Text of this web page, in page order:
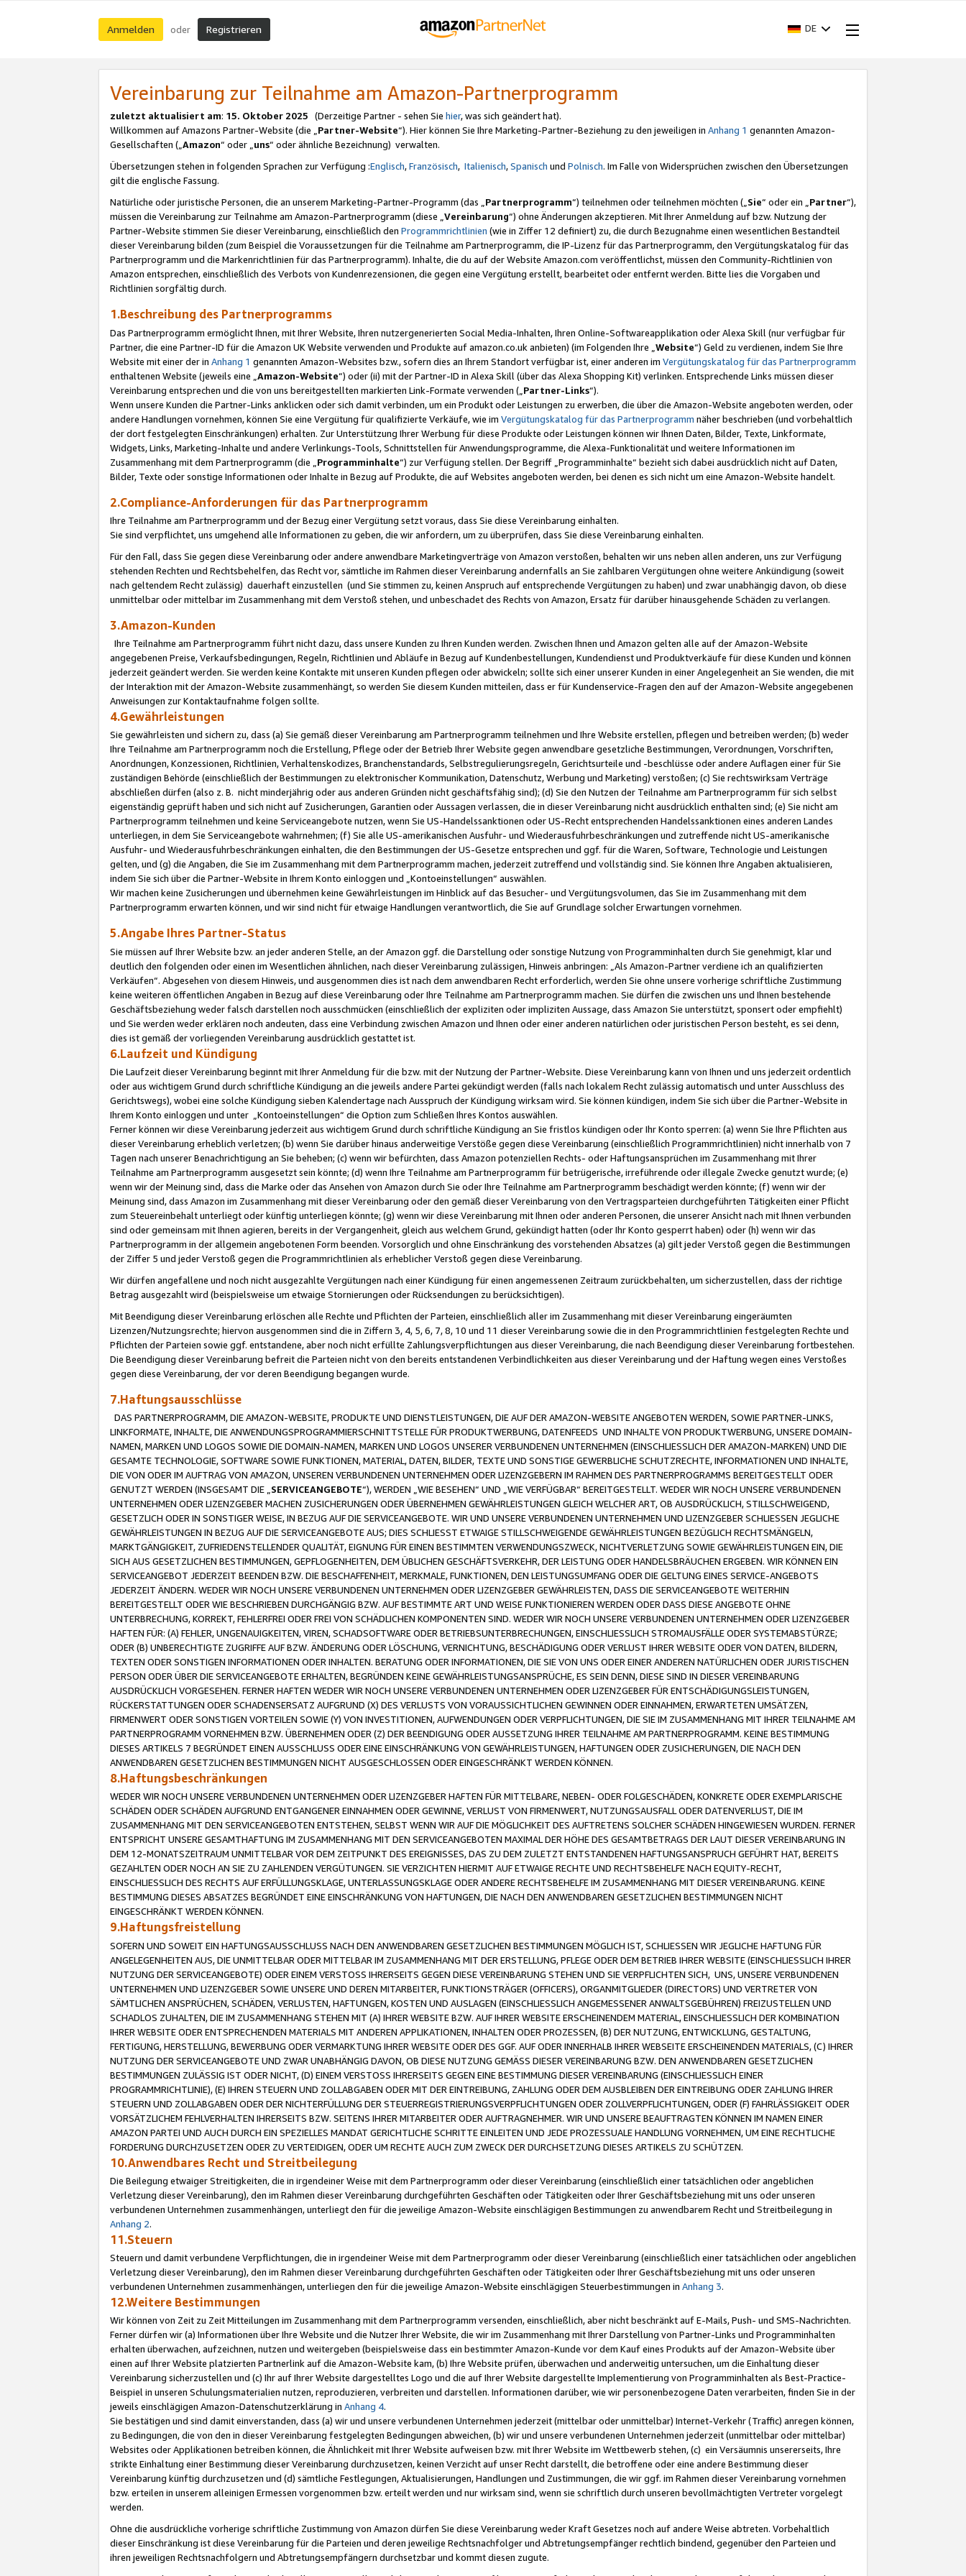
Anmelden oder Registrieren DE
Vereinbarung zur Teilnahme am Amazon-Partnerprogramm
zuletzt aktualisiert am: 15. Oktober 2025 (Derzeitige Partner - sehen Sie hier, was sich geändert hat).
Willkommen auf Amazons Partner-Website (die „Partner-Website“). Hier können Sie Ihre Marketing-Partner-Beziehung zu den jeweiligen in Anhang 1 genannten Amazon-
Gesellschaften („Amazon“ oder „uns“ oder ähnliche Bezeichnung) verwalten.
Übersetzungen stehen in folgenden Sprachen zur Verfügung :Englisch,Französisch, Italienisch,Spanisch und Polnisch. Im Falle von Widersprüchen zwischen den Übersetzungen
gilt die englische Fassung.
Natürliche oder juristische Personen, die an unserem Marketing-Partner-Programm (das „Partnerprogramm“) teilnehmen oder teilnehmen möchten („Sie“ oder ein „Partner“),
müssen die Vereinbarung zur Teilnahme am Amazon-Partnerprogramm (diese „Vereinbarung“) ohne Änderungen akzeptieren. Mit Ihrer Anmeldung auf bzw. Nutzung der
Partner-Website stimmen Sie dieser Vereinbarung, einschließlich den Programmrichtlinien (wie in Ziffer 12 definiert) zu, die durch Bezugnahme einen wesentlichen Bestandteil
dieser Vereinbarung bilden (zum Beispiel die Voraussetzungen für die Teilnahme am Partnerprogramm, die IP-Lizenz für das Partnerprogramm, den Vergütungskatalog für das
Partnerprogramm und die Markenrichtlinien für das Partnerprogramm). Inhalte, die du auf der Website Amazon.com veröffentlichst, müssen den Community-Richtlinien von
Amazon entsprechen, einschließlich des Verbots von Kundenrezensionen, die gegen eine Vergütung erstellt, bearbeitet oder entfernt werden. Bitte lies die Vorgaben und
Richtlinien sorgfältig durch.
1.Beschreibung des Partnerprogramms
Das Partnerprogramm ermöglicht Ihnen, mit Ihrer Website, Ihren nutzergenerierten Social Media-Inhalten, Ihren Online-Softwareapplikation oder Alexa Skill (nur verfügbar für
Partner, die eine Partner-ID für die Amazon UK Website verwenden und Produkte auf amazon.co.uk anbieten) (im Folgenden Ihre „ Website“) Geld zu verdienen, indem Sie Ihre
Website mit einer der in Anhang 1 genannten Amazon-Websites bzw., sofern dies an Ihrem Standort verfügbar ist, einer anderen im Vergütungskatalog für das Partnerprogramm
enthaltenen Website (jeweils eine „ Amazon-Website“) oder (ii) mit der Partner-ID in Alexa Skill (über das Alexa Shopping Kit) verlinken. Entsprechende Links müssen dieser
Vereinbarung entsprechen und die von uns bereitgestellten markierten Link-Formate verwenden („ Partner-Links“).
Wenn unsere Kunden die Partner-Links anklicken oder sich damit verbinden, um ein Produkt oder Leistungen zu erwerben, die über die Amazon-Website angeboten werden, oder
andere Handlungen vornehmen, können Sie eine Vergütung für qualifizierte Verkäufe, wie im Vergütungskatalog für das Partnerprogramm näher beschrieben (und vorbehaltlich
der dort festgelegten Einschränkungen) erhalten. Zur Unterstützung Ihrer Werbung für diese Produkte oder Leistungen können wir Ihnen Daten, Bilder, Texte, Linkformate,
Widgets, Links, Marketing-Inhalte und andere Verlinkungs-Tools, Schnittstellen für Anwendungsprogramme, die Alexa-Funktionalität und weitere Informationen im
Zusammenhang mit dem Partnerprogramm (die „ Programminhalte“) zur Verfügung stellen. Der Begriff „Programminhalte“ bezieht sich dabei ausdrücklich nicht auf Daten,
Bilder, Texte oder sonstige Informationen oder Inhalte in Bezug auf Produkte, die auf Websites angeboten werden, bei denen es sich nicht um eine Amazon-Website handelt.
2.Compliance-Anforderungen für das Partnerprogramm
Ihre Teilnahme am Partnerprogramm und der Bezug einer Vergütung setzt voraus, dass Sie diese Vereinbarung einhalten.
Sie sind verpflichtet, uns umgehend alle Informationen zu geben, die wir anfordern, um zu überprüfen, dass Sie diese Vereinbarung einhalten.
Für den Fall, dass Sie gegen diese Vereinbarung oder andere anwendbare Marketingverträge von Amazon verstoßen, behalten wir uns neben allen anderen, uns zur Verfügung
stehenden Rechten und Rechtsbehelfen, das Recht vor, sämtliche im Rahmen dieser Vereinbarung andernfalls an Sie zahlbaren Vergütungen ohne weitere Ankündigung (soweit
nach geltendem Recht zulässig) dauerhaft einzustellen (und Sie stimmen zu, keinen Anspruch auf entsprechende Vergütungen zu haben) und zwar unabhängig davon, ob diese
unmittelbar oder mittelbar im Zusammenhang mit dem Verstoß stehen, und unbeschadet des Rechts von Amazon, Ersatz für darüber hinausgehende Schäden zu verlangen.
3.Amazon-Kunden
Ihre Teilnahme am Partnerprogramm führt nicht dazu, dass unsere Kunden zu Ihren Kunden werden. Zwischen Ihnen und Amazon gelten alle auf der Amazon-Website
angegebenen Preise, Verkaufsbedingungen, Regeln, Richtlinien und Abläufe in Bezug auf Kundenbestellungen, Kundendienst und Produktverkäufe für diese Kunden und können
jederzeit geändert werden. Sie werden keine Kontakte mit unseren Kunden pflegen oder abwickeln; sollte sich einer unserer Kunden in einer Angelegenheit an Sie wenden, die mit
der Interaktion mit der Amazon-Website zusammenhängt, so werden Sie diesem Kunden mitteilen, dass er für Kundenservice-Fragen den auf der Amazon-Website angegebenen
Anweisungen zur Kontaktaufnahme folgen sollte.
4.Gewährleistungen
Sie gewährleisten und sichern zu, dass (a) Sie gemäß dieser Vereinbarung am Partnerprogramm teilnehmen und Ihre Website erstellen, pflegen und betreiben werden; (b) weder
Ihre Teilnahme am Partnerprogramm noch die Erstellung, Pflege oder der Betrieb Ihrer Website gegen anwendbare gesetzliche Bestimmungen, Verordnungen, Vorschriften,
Anordnungen, Konzessionen, Richtlinien, Verhaltenskodizes, Branchenstandards, Selbstregulierungsregeln, Gerichtsurteile und -beschlüsse oder andere Auflagen einer für Sie
zuständigen Behörde (einschließlich der Bestimmungen zu elektronischer Kommunikation, Datenschutz, Werbung und Marketing) verstoßen; (c) Sie rechtswirksam Verträge
abschließen dürfen (also z. B. nicht minderjährig oder aus anderen Gründen nicht geschäftsfähig sind); (d) Sie den Nutzen der Teilnahme am Partnerprogramm für sich selbst
eigenständig geprüft haben und sich nicht auf Zusicherungen, Garantien oder Aussagen verlassen, die in dieser Vereinbarung nicht ausdrücklich enthalten sind; (e) Sie nicht am
Partnerprogramm teilnehmen und keine Serviceangebote nutzen, wenn Sie US-Handelssanktionen oder US-Recht entsprechenden Handelssanktionen eines anderen Landes
unterliegen, in dem Sie Serviceangebote wahrnehmen; (f) Sie alle US-amerikanischen Ausfuhr- und Wiederausfuhrbeschränkungen und zutreffende nicht US-amerikanische
Ausfuhr- und Wiederausfuhrbeschränkungen einhalten, die den Bestimmungen der US-Gesetze entsprechen und ggf. für die Waren, Software, Technologie und Leistungen
gelten, und (g) die Angaben, die Sie im Zusammenhang mit dem Partnerprogramm machen, jederzeit zutreffend und vollständig sind. Sie können Ihre Angaben aktualisieren,
indem Sie sich über die Partner-Website in Ihrem Konto einloggen und „Kontoeinstellungen“ auswählen.
Wir machen keine Zusicherungen und übernehmen keine Gewährleistungen im Hinblick auf das Besucher- und Vergütungsvolumen, das Sie im Zusammenhang mit dem
Partnerprogramm erwarten können, und wir sind nicht für etwaige Handlungen verantwortlich, die Sie auf Grundlage solcher Erwartungen vornehmen.
5.Angabe Ihres Partner-Status
Sie müssen auf Ihrer Website bzw. an jeder anderen Stelle, an der Amazon ggf. die Darstellung oder sonstige Nutzung von Programminhalten durch Sie genehmigt, klar und
deutlich den folgenden oder einen im Wesentlichen ähnlichen, nach dieser Vereinbarung zulässigen, Hinweis anbringen: „Als Amazon-Partner verdiene ich an qualifizierten
Verkäufen“. Abgesehen von diesem Hinweis, und ausgenommen dies ist nach dem anwendbaren Recht erforderlich, werden Sie ohne unsere vorherige schriftliche Zustimmung
keine weiteren öffentlichen Angaben in Bezug auf diese Vereinbarung oder Ihre Teilnahme am Partnerprogramm machen. Sie dürfen die zwischen uns und Ihnen bestehende
Geschäftsbeziehung weder falsch darstellen noch ausschmücken (einschließlich der expliziten oder impliziten Aussage, dass Amazon Sie unterstützt, sponsert oder empfiehlt)
und Sie werden weder erklären noch andeuten, dass eine Verbindung zwischen Amazon und Ihnen oder einer anderen natürlichen oder juristischen Person besteht, es sei denn,
dies ist gemäß der vorliegenden Vereinbarung ausdrücklich gestattet ist.
6.Laufzeit und Kündigung
Die Laufzeit dieser Vereinbarung beginnt mit Ihrer Anmeldung für die bzw. mit der Nutzung der Partner-Website. Diese Vereinbarung kann von Ihnen und uns jederzeit ordentlich
oder aus wichtigem Grund durch schriftliche Kündigung an die jeweils andere Partei gekündigt werden (falls nach lokalem Recht zulässig automatisch und unter Ausschluss des
Gerichtswegs), wobei eine solche Kündigung sieben Kalendertage nach Ausspruch der Kündigung wirksam wird. Sie können kündigen, indem Sie sich über die Partner-Website in
Ihrem Konto einloggen und unter „Kontoeinstellungen“ die Option zum Schließen Ihres Kontos auswählen.
Ferner können wir diese Vereinbarung jederzeit aus wichtigem Grund durch schriftliche Kündigung an Sie fristlos kündigen oder Ihr Konto sperren: (a) wenn Sie Ihre Pflichten aus
dieser Vereinbarung erheblich verletzen; (b) wenn Sie darüber hinaus anderweitige Verstöße gegen diese Vereinbarung (einschließlich Programmrichtlinien) nicht innerhalb von 7
Tagen nach unserer Benachrichtigung an Sie beheben; (c) wenn wir befürchten, dass Amazon potenziellen Rechts- oder Haftungsansprüchen im Zusammenhang mit Ihrer
Teilnahme am Partnerprogramm ausgesetzt sein könnte; (d) wenn Ihre Teilnahme am Partnerprogramm für betrügerische, irreführende oder illegale Zwecke genutzt wurde; (e)
wenn wir der Meinung sind, dass die Marke oder das Ansehen von Amazon durch Sie oder Ihre Teilnahme am Partnerprogramm beschädigt werden könnte; (f) wenn wir der
Meinung sind, dass Amazon im Zusammenhang mit dieser Vereinbarung oder den gemäß dieser Vereinbarung von den Vertragsparteien durchgeführten Tätigkeiten einer Pflicht
zum Steuereinbehalt unterliegt oder künftig unterliegen könnte; (g) wenn wir diese Vereinbarung mit Ihnen oder anderen Personen, die unserer Ansicht nach mit Ihnen verbunden
sind oder gemeinsam mit Ihnen agieren, bereits in der Vergangenheit, gleich aus welchem Grund, gekündigt hatten (oder Ihr Konto gesperrt haben) oder (h) wenn wir das
Partnerprogramm in der allgemein angebotenen Form beenden. Vorsorglich und ohne Einschränkung des vorstehenden Absatzes (a) gilt jeder Verstoß gegen die Bestimmungen
der Ziffer 5 und jeder Verstoß gegen die Programmrichtlinien als erheblicher Verstoß gegen diese Vereinbarung.
Wir dürfen angefallene und noch nicht ausgezahlte Vergütungen nach einer Kündigung für einen angemessenen Zeitraum zurückbehalten, um sicherzustellen, dass der richtige
Betrag ausgezahlt wird (beispielsweise um etwaige Stornierungen oder Rücksendungen zu berücksichtigen).
Mit Beendigung dieser Vereinbarung erlöschen alle Rechte und Pflichten der Parteien, einschließlich aller im Zusammenhang mit dieser Vereinbarung eingeräumten
Lizenzen/Nutzungsrechte; hiervon ausgenommen sind die in Ziffern 3, 4, 5, 6, 7, 8, 10 und 11 dieser Vereinbarung sowie die in den Programmrichtlinien festgelegten Rechte und
Pflichten der Parteien sowie ggf. entstandene, aber noch nicht erfüllte Zahlungsverpflichtungen aus dieser Vereinbarung, die nach Beendigung dieser Vereinbarung fortbestehen.
Die Beendigung dieser Vereinbarung befreit die Parteien nicht von den bereits entstandenen Verbindlichkeiten aus dieser Vereinbarung und der Haftung wegen eines Verstoßes
gegen diese Vereinbarung, der vor deren Beendigung begangen wurde.
7.Haftungsausschlüsse
DAS PARTNERPROGRAMM, DIE AMAZON-WEBSITE, PRODUKTE UND DIENSTLEISTUNGEN, DIE AUF DER AMAZON-WEBSITE ANGEBOTEN WERDEN, SOWIE PARTNER-LINKS,
LINKFORMATE, INHALTE, DIE ANWENDUNGSPROGRAMMIERSCHNITTSTELLE FÜR PRODUKTWERBUNG, DATENFEEDS UND INHALTE VON PRODUKTWERBUNG, UNSERE DOMAIN-
NAMEN, MARKEN UND LOGOS SOWIE DIE DOMAIN-NAMEN, MARKEN UND LOGOS UNSERER VERBUNDENEN UNTERNEHMEN (EINSCHLIESSLICH DER AMAZON-MARKEN) UND DIE
GESAMTE TECHNOLOGIE, SOFTWARE SOWIE FUNKTIONEN, MATERIAL, DATEN, BILDER, TEXTE UND SONSTIGE GEWERBLICHE SCHUTZRECHTE, INFORMATIONEN UND INHALTE,
DIE VON ODER IM AUFTRAG VON AMAZON, UNSEREN VERBUNDENEN UNTERNEHMEN ODER LIZENZGEBERN IM RAHMEN DES PARTNERPROGRAMMS BEREITGESTELLT ODER
GENUTZT WERDEN (INSGESAMT DIE „ SERVICEANGEBOTE“), WERDEN „WIE BESEHEN“ UND „WIE VERFÜGBAR“ BEREITGESTELLT. WEDER WIR NOCH UNSERE VERBUNDENEN
UNTERNEHMEN ODER LIZENZGEBER MACHEN ZUSICHERUNGEN ODER ÜBERNEHMEN GEWÄHRLEISTUNGEN GLEICH WELCHER ART, OB AUSDRÜCKLICH, STILLSCHWEIGEND,
GESETZLICH ODER IN SONSTIGER WEISE, IN BEZUG AUF DIE SERVICEANGEBOTE. WIR UND UNSERE VERBUNDENEN UNTERNEHMEN UND LIZENZGEBER SCHLIESSEN JEGLICHE
GEWÄHRLEISTUNGEN IN BEZUG AUF DIE SERVICEANGEBOTE AUS; DIES SCHLIESST ETWAIGE STILLSCHWEIGENDE GEWÄHRLEISTUNGEN BEZÜGLICH RECHTSMÄNGELN,
MARKTGÄNGIGKEIT, ZUFRIEDENSTELLENDER QUALITÄT, EIGNUNG FÜR EINEN BESTIMMTEN VERWENDUNGSZWECK, NICHTVERLETZUNG SOWIE GEWÄHRLEISTUNGEN EIN, DIE
SICH AUS GESETZLICHEN BESTIMMUNGEN, GEPFLOGENHEITEN, DEM ÜBLICHEN GESCHÄFTSVERKEHR, DER LEISTUNG ODER HANDELSBRÄUCHEN ERGEBEN. WIR KÖNNEN EIN
SERVICEANGEBOT JEDERZEIT BEENDEN BZW. DIE BESCHAFFENHEIT, MERKMALE, FUNKTIONEN, DEN LEISTUNGSUMFANG ODER DIE GELTUNG EINES SERVICE-ANGEBOTS
JEDERZEIT ÄNDERN. WEDER WIR NOCH UNSERE VERBUNDENEN UNTERNEHMEN ODER LIZENZGEBER GEWÄHRLEISTEN, DASS DIE SERVICEANGEBOTE WEITERHIN
BEREITGESTELLT ODER WIE BESCHRIEBEN DURCHGÄNGIG BZW. AUF BESTIMMTE ART UND WEISE FUNKTIONIEREN WERDEN ODER DASS DIESE ANGEBOTE OHNE
UNTERBRECHUNG, KORREKT, FEHLERFREI ODER FREI VON SCHÄDLICHEN KOMPONENTEN SIND. WEDER WIR NOCH UNSERE VERBUNDENEN UNTERNEHMEN ODER LIZENZGEBER
HAFTEN FÜR: (A) FEHLER, UNGENAUIGKEITEN, VIREN, SCHADSOFTWARE ODER BETRIEBSUNTERBRECHUNGEN, EINSCHLIESSLICH STROMAUSFÄLLE ODER SYSTEMABSTÜRZE;
ODER (B) UNBERECHTIGTE ZUGRIFFE AUF BZW. ÄNDERUNG ODER LÖSCHUNG, VERNICHTUNG, BESCHÄDIGUNG ODER VERLUST IHRER WEBSITE ODER VON DATEN, BILDERN,
TEXTEN ODER SONSTIGEN INFORMATIONEN ODER INHALTEN. BERATUNG ODER INFORMATIONEN, DIE SIE VON UNS ODER EINER ANDEREN NATÜRLICHEN ODER JURISTISCHEN
PERSON ODER ÜBER DIE SERVICEANGEBOTE ERHALTEN, BEGRÜNDEN KEINE GEWÄHRLEISTUNGSANSPRÜCHE, ES SEIN DENN, DIESE SIND IN DIESER VEREINBARUNG
AUSDRÜCKLICH VORGESEHEN. FERNER HAFTEN WEDER WIR NOCH UNSERE VERBUNDENEN UNTERNEHMEN ODER LIZENZGEBER FÜR ENTSCHÄDIGUNGSLEISTUNGEN,
RÜCKERSTATTUNGEN ODER SCHADENSERSATZ AUFGRUND (X) DES VERLUSTS VON VORAUSSICHTLICHEN GEWINNEN ODER EINNAHMEN, ERWARTETEN UMSÄTZEN,
FIRMENWERT ODER SONSTIGEN VORTEILEN SOWIE (Y) VON INVESTITIONEN, AUFWENDUNGEN ODER VERPFLICHTUNGEN, DIE SIE IM ZUSAMMENHANG MIT IHRER TEILNAHME AM
PARTNERPROGRAMM VORNEHMEN BZW. ÜBERNEHMEN ODER (Z) DER BEENDIGUNG ODER AUSSETZUNG IHRER TEILNAHME AM PARTNERPROGRAMM. KEINE BESTIMMUNG
DIESES ARTIKELS 7 BEGRÜNDET EINEN AUSSCHLUSS ODER EINE EINSCHRÄNKUNG VON GEWÄHRLEISTUNGEN, HAFTUNGEN ODER ZUSICHERUNGEN, DIE NACH DEN
ANWENDBAREN GESETZLICHEN BESTIMMUNGEN NICHT AUSGESCHLOSSEN ODER EINGESCHRÄNKT WERDEN KÖNNEN.
8.Haftungsbeschränkungen
WEDER WIR NOCH UNSERE VERBUNDENEN UNTERNEHMEN ODER LIZENZGEBER HAFTEN FÜR MITTELBARE, NEBEN- ODER FOLGESCHÄDEN, KONKRETE ODER EXEMPLARISCHE
SCHÄDEN ODER SCHÄDEN AUFGRUND ENTGANGENER EINNAHMEN ODER GEWINNE, VERLUST VON FIRMENWERT, NUTZUNGSAUSFALL ODER DATENVERLUST, DIE IM
ZUSAMMENHANG MIT DEN SERVICEANGEBOTEN ENTSTEHEN, SELBST WENN WIR AUF DIE MÖGLICHKEIT DES AUFTRETENS SOLCHER SCHÄDEN HINGEWIESEN WURDEN. FERNER
ENTSPRICHT UNSERE GESAMTHAFTUNG IM ZUSAMMENHANG MIT DEN SERVICEANGEBOTEN MAXIMAL DER HÖHE DES GESAMTBETRAGS DER LAUT DIESER VEREINBARUNG IN
DEM 12-MONATSZEITRAUM UNMITTELBAR VOR DEM ZEITPUNKT DES EREIGNISSES, DAS ZU DEM ZULETZT ENTSTANDENEN HAFTUNGSANSPRUCH GEFÜHRT HAT, BEREITS
GEZAHLTEN ODER NOCH AN SIE ZU ZAHLENDEN VERGÜTUNGEN. SIE VERZICHTEN HIERMIT AUF ETWAIGE RECHTE UND RECHTSBEHELFE NACH EQUITY-RECHT,
EINSCHLIESSLICH DES RECHTS AUF ERFÜLLUNGSKLAGE, UNTERLASSUNGSKLAGE ODER ANDERE RECHTSBEHELFE IM ZUSAMMENHANG MIT DIESER VEREINBARUNG. KEINE
BESTIMMUNG DIESES ABSATZES BEGRÜNDET EINE EINSCHRÄNKUNG VON HAFTUNGEN, DIE NACH DEN ANWENDBAREN GESETZLICHEN BESTIMMUNGEN NICHT
EINGESCHRÄNKT WERDEN KÖNNEN.
9.Haftungsfreistellung
SOFERN UND SOWEIT EIN HAFTUNGSAUSSCHLUSS NACH DEN ANWENDBAREN GESETZLICHEN BESTIMMUNGEN MÖGLICH IST, SCHLIESSEN WIR JEGLICHE HAFTUNG FÜR
ANGELEGENHEITEN AUS, DIE UNMITTELBAR ODER MITTELBAR IM ZUSAMMENHANG MIT DER ERSTELLUNG, PFLEGE ODER DEM BETRIEB IHRER WEBSITE (EINSCHLIESSLICH IHRER
NUTZUNG DER SERVICEANGEBOTE) ODER EINEM VERSTOSS IHRERSEITS GEGEN DIESE VEREINBARUNG STEHEN UND SIE VERPFLICHTEN SICH, UNS, UNSERE VERBUNDENEN
UNTERNEHMEN UND LIZENZGEBER SOWIE UNSERE UND DEREN MITARBEITER, FUNKTIONSTRÄGER (OFFICERS), ORGANMITGLIEDER (DIRECTORS) UND VERTRETER VON
SÄMTLICHEN ANSPRÜCHEN, SCHÄDEN, VERLUSTEN, HAFTUNGEN, KOSTEN UND AUSLAGEN (EINSCHLIESSLICH ANGEMESSENER ANWALTSGEBÜHREN) FREIZUSTELLEN UND
SCHADLOS ZUHALTEN, DIE IM ZUSAMMENHANG STEHEN MIT (A) IHRER WEBSITE BZW. AUF IHRER WEBSITE ERSCHEINENDEM MATERIAL, EINSCHLIESSLICH DER KOMBINATION
IHRER WEBSITE ODER ENTSPRECHENDEN MATERIALS MIT ANDEREN APPLIKATIONEN, INHALTEN ODER PROZESSEN, (B) DER NUTZUNG, ENTWICKLUNG, GESTALTUNG,
FERTIGUNG, HERSTELLUNG, BEWERBUNG ODER VERMARKTUNG IHRER WEBSITE ODER DES GGF. AUF ODER INNERHALB IHRER WEBSEITE ERSCHEINENDEN MATERIALS, (C) IHRER
NUTZUNG DER SERVICEANGEBOTE UND ZWAR UNABHÄNGIG DAVON, OB DIESE NUTZUNG GEMÄSS DIESER VEREINBARUNG BZW. DEN ANWENDBAREN GESETZLICHEN
BESTIMMUNGEN ZULÄSSIG IST ODER NICHT, (D) EINEM VERSTOSS IHRERSEITS GEGEN EINE BESTIMMUNG DIESER VEREINBARUNG (EINSCHLIESSLICH EINER
PROGRAMMRICHTLINIE), (E) IHREN STEUERN UND ZOLLABGABEN ODER MIT DER EINTREIBUNG, ZAHLUNG ODER DEM AUSBLEIBEN DER EINTREIBUNG ODER ZAHLUNG IHRER
STEUERN UND ZOLLABGABEN ODER DER NICHTERFÜLLUNG DER STEUERREGISTRIERUNGSVERPFLICHTUNGEN ODER ZOLLVERPFLICHTUNGEN, ODER (F) FAHRLÄSSIGKEIT ODER
VORSÄTZLICHEM FEHLVERHALTEN IHRERSEITS BZW. SEITENS IHRER MITARBEITER ODER AUFTRAGNEHMER. WIR UND UNSERE BEAUFTRAGTEN KÖNNEN IM NAMEN EINER
AMAZON PARTEI UND AUCH DURCH EIN SPEZIELLES MANDAT GERICHTLICHE SCHRITTE EINLEITEN UND JEDE PROZESSUALE HANDLUNG VORNEHMEN, UM EINE RECHTLICHE
FORDERUNG DURCHZUSETZEN ODER ZU VERTEIDIGEN, ODER UM RECHTE AUCH ZUM ZWECK DER DURCHSETZUNG DIESES ARTIKELS ZU SCHÜTZEN.
10.Anwendbares Recht und Streitbeilegung
Die Beilegung etwaiger Streitigkeiten, die in irgendeiner Weise mit dem Partnerprogramm oder dieser Vereinbarung (einschließlich einer tatsächlichen oder angeblichen
Verletzung dieser Vereinbarung), den im Rahmen dieser Vereinbarung durchgeführten Geschäften oder Tätigkeiten oder Ihrer Geschäftsbeziehung mit uns oder unseren
verbundenen Unternehmen zusammenhängen, unterliegt den für die jeweilige Amazon-Website einschlägigen Bestimmungen zu anwendbarem Recht und Streitbeilegung in
Anhang 2.
11.Steuern
Steuern und damit verbundene Verpflichtungen, die in irgendeiner Weise mit dem Partnerprogramm oder dieser Vereinbarung (einschließlich einer tatsächlichen oder angeblichen
Verletzung dieser Vereinbarung), den im Rahmen dieser Vereinbarung durchgeführten Geschäften oder Tätigkeiten oder Ihrer Geschäftsbeziehung mit uns oder unseren
verbundenen Unternehmen zusammenhängen, unterliegen den für die jeweilige Amazon-Website einschlägigen Steuerbestimmungen in Anhang 3.
12.Weitere Bestimmungen
Wir können von Zeit zu Zeit Mitteilungen im Zusammenhang mit dem Partnerprogramm versenden, einschließlich, aber nicht beschränkt auf E-Mails, Push- und SMS-Nachrichten.
Ferner dürfen wir (a) Informationen über Ihre Website und die Nutzer Ihrer Website, die wir im Zusammenhang mit Ihrer Darstellung von Partner-Links und Programminhalten
erhalten überwachen, aufzeichnen, nutzen und weitergeben (beispielsweise dass ein bestimmter Amazon-Kunde vor dem Kauf eines Produkts auf der Amazon-Website über
einen auf Ihrer Website platzierten Partnerlink auf die Amazon-Website kam, (b) Ihre Website prüfen, überwachen und anderweitig untersuchen, um die Einhaltung dieser
Vereinbarung sicherzustellen und (c) Ihr auf Ihrer Website dargestelltes Logo und die auf Ihrer Website dargestellte Implementierung von Programminhalten als Best-Practice-
Beispiel in unseren Schulungsmaterialien nutzen, reproduzieren, verbreiten und darstellen. Informationen darüber, wie wir personenbezogene Daten verarbeiten, finden Sie in der
jeweils einschlägigen Amazon-Datenschutzerklärung in Anhang 4.
Sie bestätigen und sind damit einverstanden, dass (a) wir und unsere verbundenen Unternehmen jederzeit (mittelbar oder unmittelbar) Internet-Verkehr (Traffic) anregen können,
zu Bedingungen, die von den in dieser Vereinbarung festgelegten Bedingungen abweichen, (b) wir und unsere verbundenen Unternehmen jederzeit (unmittelbar oder mittelbar)
Websites oder Applikationen betreiben können, die Ähnlichkeit mit Ihrer Website aufweisen bzw. mit Ihrer Website im Wettbewerb stehen, (c) ein Versäumnis unsererseits, Ihre
strikte Einhaltung einer Bestimmung dieser Vereinbarung durchzusetzen, keinen Verzicht auf unser Recht darstellt, die betroffene oder eine andere Bestimmung dieser
Vereinbarung künftig durchzusetzen und (d) sämtliche Festlegungen, Aktualisierungen, Handlungen und Zustimmungen, die wir ggf. im Rahmen dieser Vereinbarung vornehmen
bzw. erteilen in unserem alleinigen Ermessen vorgenommen bzw. erteilt werden und nur wirksam sind, wenn sie schriftlich durch unseren bevollmächtigten Vertreter vorgelegt
werden.
Ohne die ausdrückliche vorherige schriftliche Zustimmung von Amazon dürfen Sie diese Vereinbarung weder Kraft Gesetzes noch auf andere Weise abtreten. Vorbehaltlich
dieser Einschränkung ist diese Vereinbarung für die Parteien und deren jeweilige Rechtsnachfolger und Abtretungsempfänger rechtlich bindend, gegenüber den Parteien und
ihren jeweiligen Rechtsnachfolgern und Abtretungsempfängern durchsetzbar und kommt diesen zugute.